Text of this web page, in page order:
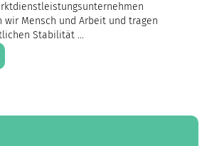
wir Mensch und Arbeit und tragen
Stabilität ...